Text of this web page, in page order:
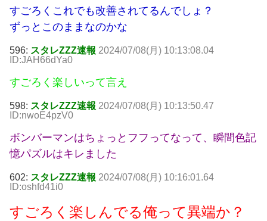
すごろくこれでも改善されてるんでしょ？
ずっとこのままなのかな
596: スタレZZZ速報 2024/07/08(月) 10:13:08.04
ID:JAH66dYa0
すごろく楽しいって言え
598: スタレZZZ速報 2024/07/08(月) 10:13:50.47
ID:nwoE4pzV0
ボンバーマンはちょっとフフってなって、瞬間色記
憶パズルはキレました
602: スタレZZZ速報 2024/07/08(月) 10:16:01.64
ID:oshfd41i0
すごろく楽しんでる俺って異端か？